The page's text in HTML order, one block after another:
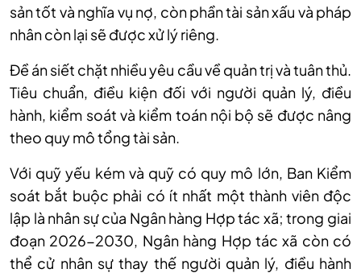
sản tốt và nghĩa vụ nợ, còn phần tài sản xấu và pháp
nhân còn lại sẽ được xử lý riêng.
Đề án siết chặt nhiều yêu cầu về quản trị và tuân thủ.
Tiêu chuẩn, điều kiện đối với người quản lý, điều
hành, kiểm soát và kiểm toán nội bộ sẽ được nâng
theo quy mô tổng tài sản.
Với quỹ yếu kém và quỹ có quy mô lớn, Ban Kiểm
soát bắt buộc phải có ít nhất một thành viên độc
lập là nhân sự của Ngân hàng Hợp tác xã; trong giai
đoạn 2026-2030, Ngân hàng Hợp tác xã còn có
thể cử nhân sự thay thế người quản lý, điều hành